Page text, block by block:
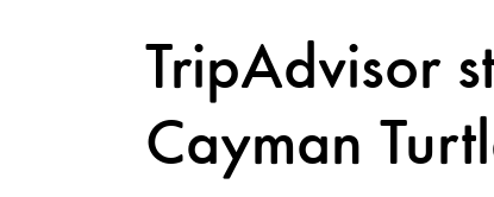
TripAdvisor
Cayman